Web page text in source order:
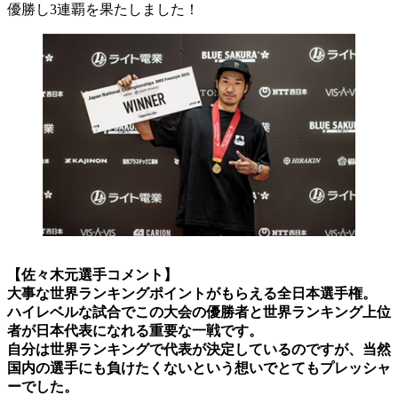
優勝し3連覇を果たしました！
【佐々木元選手コメント】
大事な世界ランキングポイントがもらえる全日本選手権。
ハイレベルな試合でこの大会の優勝者と世界ランキング上位
者が日本代表になれる重要な一戦です。
自分は世界ランキングで代表が決定しているのですが、当然
国内の選手にも負けたくないという想いでとてもプレッシャ
ーでした。